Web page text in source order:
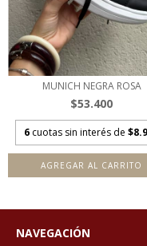
MUNICH NEGRA ROSA
$53.400
6 cuotas sin interés de
AGREGAR AL CARRITO
NAVEGACIÓN